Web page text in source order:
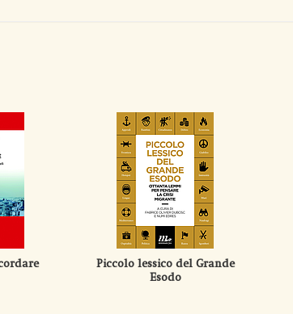
Piccolo lessico del Grande
Esodo